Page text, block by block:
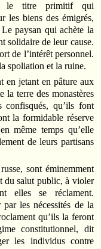
le titre primitif qui
les biens des émigrés,
paysan qui achète la
solidaire de leur cause.
de l’intérêt personnel.
spoliation et la ruine.
en jetant en pâture aux
la terre des monastères
confisqués, qu’ils font
la formidable réserve
même temps qu’elle
de leurs partisans
sont éminemment
du salut public, à violer
elles se réclament.
les nécessités de la
qu’ils la feront
constitutionnel, dit
les individus contre